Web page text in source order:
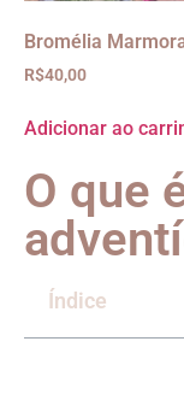
Bromélia
R$40,00
Adicionar ao
O que
Índice